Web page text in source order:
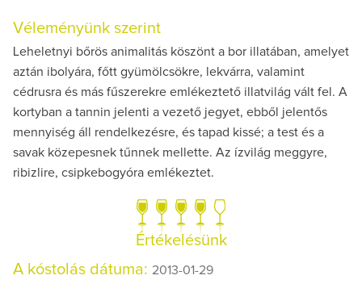
Véleményünk szerint
Leheletnyi bőrös animalitás köszönt a bor illatában, amelyet
aztán ibolyára, főtt gyümölcsökre, lekvárra, valamint
cédrusra és más fűszerekre emlékeztető illatvilág vált fel. A
kortyban a tannin jelenti a vezető jegyet, ebből jelentős
mennyiség áll rendelkezésre, és tapad kissé; a test és a
savak közepesnek tűnnek mellette. Az ízvilág meggyre,
ribizlire, csipkebogyóra emlékeztet.
Értékelésünk
A kóstolás dátuma: 2013-01-29